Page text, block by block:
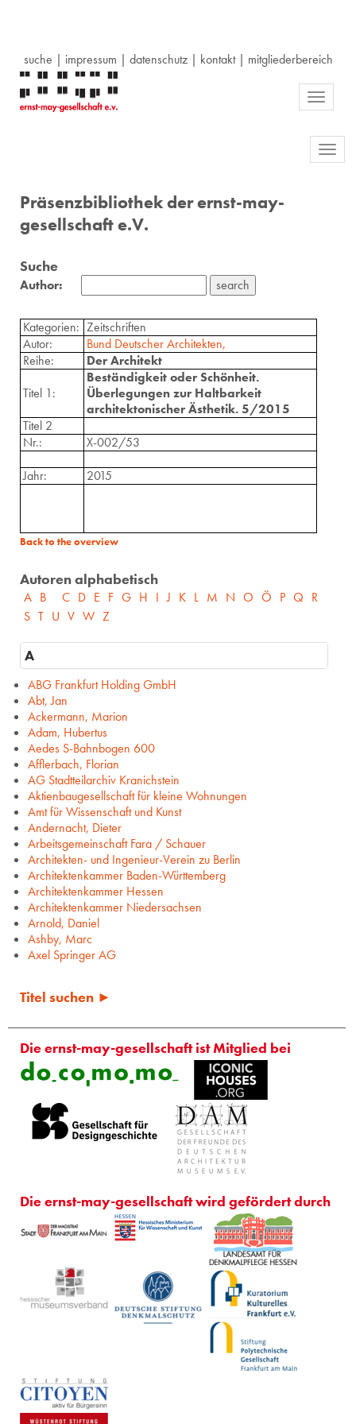
suche | impressum | datenschutz| kontakt| mitgliederbereich
Toggle
Präsenzbibliothek der ernst-may-
gesellschaft e.V.
Suche
Author:
Kategorien: Zeitschriften
Autor:
Bund Deutscher Architekten,
Reihe:
Der Architekt
Titel 1:
Beständigkeit oder Schönheit.
Überlegungen zur Haltbarkeit
architektonischer Ästhetik. 5/2015
Titel 2
Nr.:
X-002/53
Jahr:
2015
Back to the overview
Autoren alphabetisch
A B C D E F G H I J K L M N O Ö P Q R
S T U V W Z
A
ABG Frankfurt Holding GmbH
Abt, Jan
Ackermann, Marion
Adam, Hubertus
Aedes S-Bahnbogen 600
Afflerbach, Florian
AG Stadtteilarchiv Kranichstein
Aktienbaugesellschaft für kleine Wohnungen
Amt für Wissenschaft und Kunst
Andernacht, Dieter
Arbeitsgemeinschaft Fara / Schauer
Architekten- und Ingenieur-Verein zu Berlin
Architektenkammer Baden-Württemberg
Architektenkammer Hessen
Architektenkammer Niedersachsen
Arnold, Daniel
Ashby, Marc
Axel Springer AG
Titel suchen ►
Die ernst-may-gesellschaft ist Mitglied bei
Die ernst-may-gesellschaft wird gefördert durch